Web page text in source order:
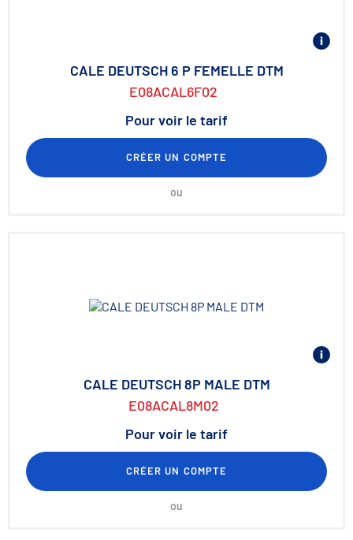
CALE DEUTSCH 6 P FEMELLE DTM
E08ACAL6F02
Pour voir le tarif
CRÉER UN COMPTE
ou
CALE DEUTSCH 8P MALE DTM
E08ACAL8M02
Pour voir le tarif
CRÉER UN COMPTE
ou